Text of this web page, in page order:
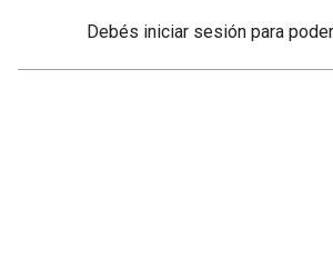
Debés iniciar sesión para